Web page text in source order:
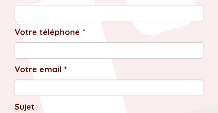
Votre téléphone *
Votre email *
Sujet